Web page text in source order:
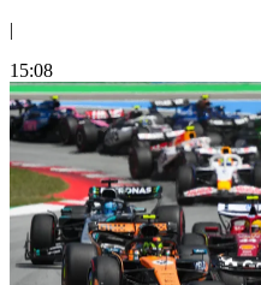
|
15:08